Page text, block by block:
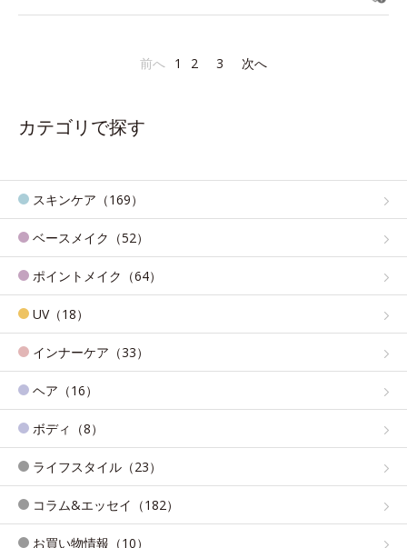
前へ 1 2 3 次へ
カテゴリで探す
スキンケア（169）
ベースメイク（52）
ポイントメイク（64）
UV（18）
インナーケア（33）
ヘア（16）
ボディ（8）
ライフスタイル（23）
コラム&エッセイ（182）
お買い物情報（10）